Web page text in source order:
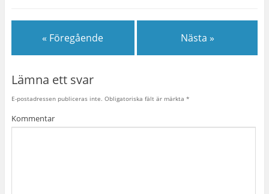
« Föregående Nästa »
Lämna ett svar
E-postadressen publiceras inte. Obligatoriska fält är märkta *
Kommentar